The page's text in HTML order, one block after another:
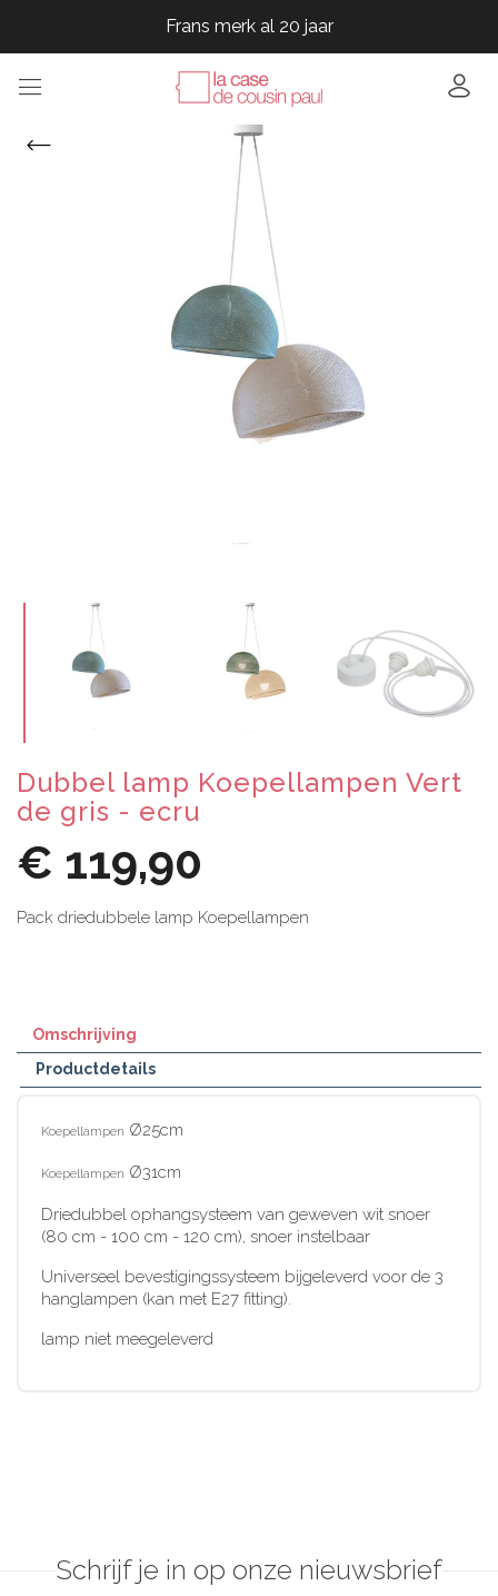
Frans merk al 20 jaar
Frans merk al 20 jaar
Frans merk al 20 jaar
Dubbel lamp Koepellampen Vert
de gris - ecru
€ 119,90
Pack driedubbele lamp Koepellampen
Omschrijving
Productdetails
Koepellampen Ø25cm
Koepellampen Ø31cm
Driedubbel ophangsysteem van geweven wit snoer
(80 cm - 100 cm - 120 cm), snoer instelbaar
Universeel bevestigingssysteem bijgeleverd voor de 3
hanglampen (kan met E27 fitting).
lamp niet meegeleverd
Schrijf je in op onze nieuwsbrief